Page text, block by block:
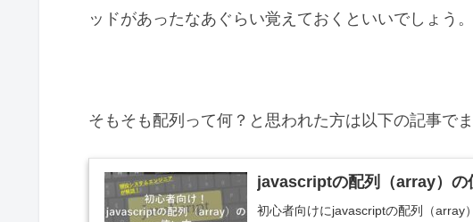
ッドがあったなあぐらい覚えておくといいでしょう。
そもそも配列って何？と思われた方は以下の記事で
javascriptの配列（array）の
初心者向けにjavascriptの配列（array